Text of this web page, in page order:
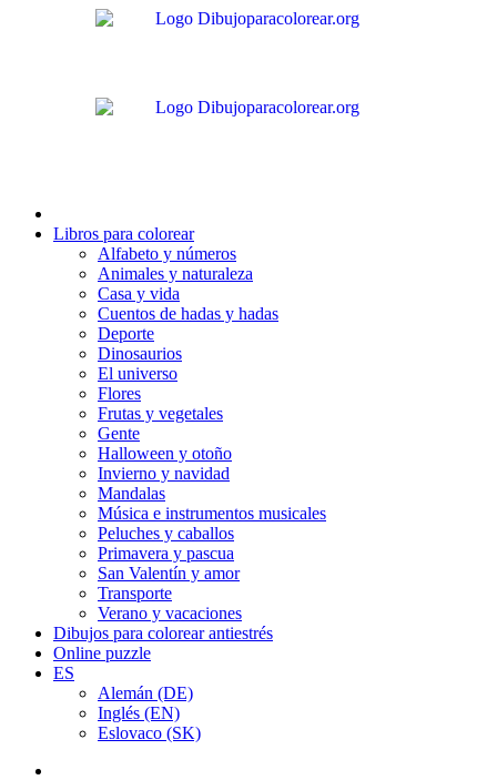
Libros para colorear
Alfabeto y números
Animales y naturaleza
Casa y vida
Cuentos de hadas y hadas
Deporte
Dinosaurios
El universo
Flores
Frutas y vegetales
Gente
Halloween y otoño
Invierno y navidad
Mandalas
Música e instrumentos musicales
Peluches y caballos
Primavera y pascua
San Valentín y amor
Transporte
Verano y vacaciones
Dibujos para colorear antiestrés
Online puzzle
ES
Alemán (DE)
Inglés (EN)
Eslovaco (SK)